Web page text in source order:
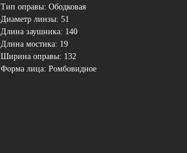
Тип оправы: Ободковая
Диаметр линзы: 51
Длина заушника: 140
Длина мостика: 19
Ширина оправы: 132
Форма лица: Ромбовидное